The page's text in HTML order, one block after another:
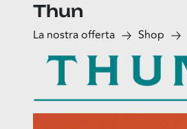
Esplora
Shop
Food
Sport
Thun
La nostra offerta Shop